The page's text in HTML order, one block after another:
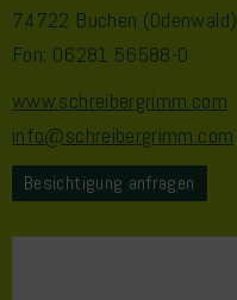
74722 Buchen (Odenwald)
Fon: 06281 56588-0
www.schreibergrimm.com
info@schreibergrimm.com
Besichtigung anfragen